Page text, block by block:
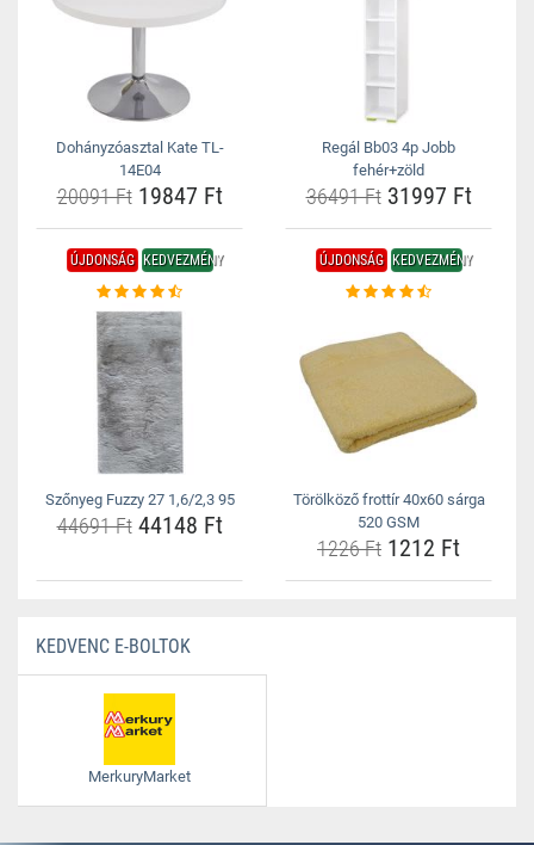
Dohányzóasztal Kate TL-
14E04
20091 Ft19847 Ft
Regál Bb03 4p Jobb
fehér+zöld
36491 Ft31997 Ft
ÚJDONSÁG KEDVEZMÉNY
Szőnyeg Fuzzy 27 1,6/2,3 95
44691 Ft44148 Ft
ÚJDONSÁG KEDVEZMÉNY
Törölköző frottír 40x60 sárga
520 GSM
1226 Ft 1212 Ft
KEDVENC E-BOLTOK
MerkuryMarket